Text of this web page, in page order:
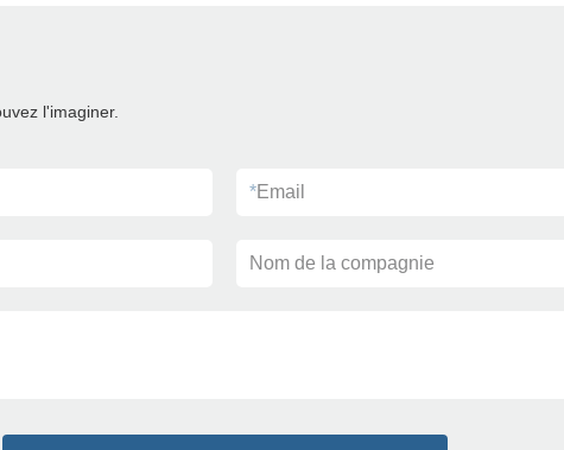
l'imaginer.
*Email
Nom de la compagnie